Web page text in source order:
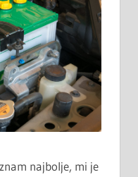
najbolje, mi je